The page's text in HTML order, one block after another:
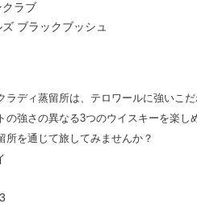
クラブ
ブラックブッシュ
ディ蒸留所は、テロワールに強いこ
強さの異なる3つのウイスキーを楽し
所を通じて旅してみませんか？